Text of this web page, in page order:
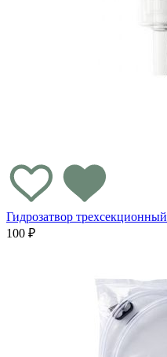
Гидрозатвор трехсекционный
100 ₽